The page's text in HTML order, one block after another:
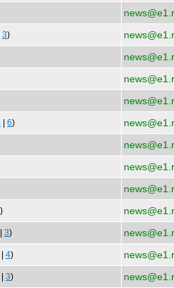
3)
6)
)
3)
4)
3)